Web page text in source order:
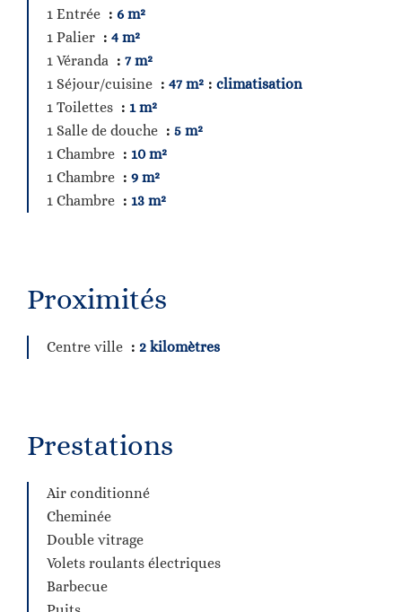
1 Entrée
6 m²
1 Palier
4 m²
1 Véranda
7 m²
1 Séjour/cuisine
47 m²
climatisation
1 Toilettes
1 m²
1 Salle de douche
5 m²
1 Chambre
10 m²
1 Chambre
9 m²
1 Chambre
13 m²
Proximités
Centre ville 2 kilomètres
Prestations
Air conditionné
Cheminée
Double vitrage
Volets roulants électriques
Barbecue